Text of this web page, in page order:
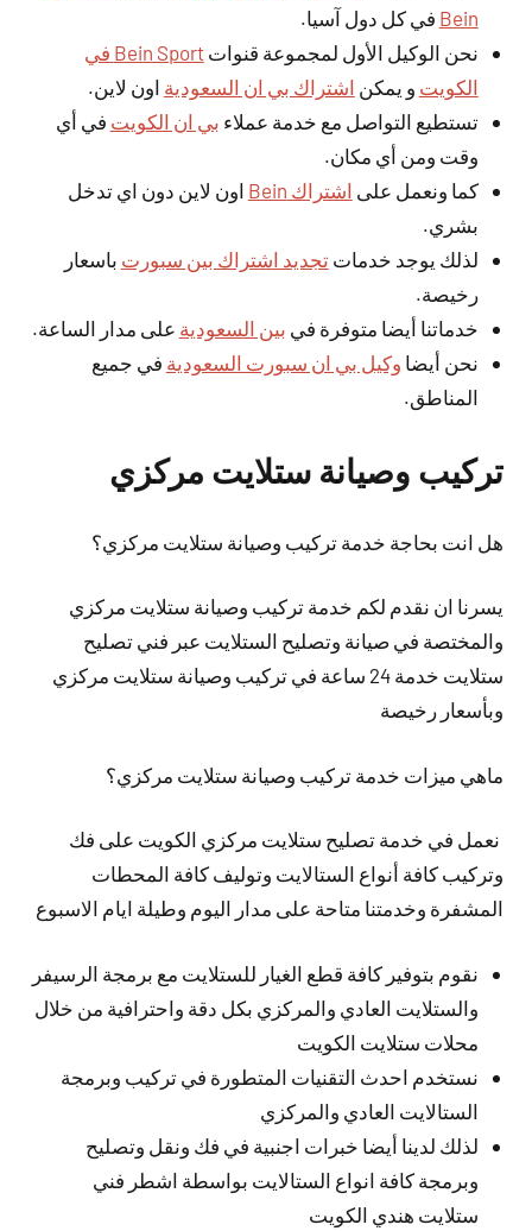
Bein في كل دول آسيا.
نحن الوكيل الأول لمجموعة قنوات
Bein Sport في
الكويت و يمكن اشتراك بي ان السعودية اون لاين.
تستطيع التواصل مع خدمة عملاء بي ان الكويت في أي
وقت ومن أي مكان.
كما ونعمل على اشتراك Bein
اون لاين دون اي تدخل
بشري.
لذلك يوجد خدماتتجديد اشتراك بين سبورت باسعار
رخيصة.
خدماتنا أيضا متوفرة في بين السعودية على مدار الساعة.
نحن أيضا وكيل بي ان سبورت السعودية في جميع
المناطق.
تركيب وصيانة ستلايت مركزي
هل انت بحاجة خدمة تركيب وصيانة ستلايت مركزي؟
يسرنا ان نقدم لكم خدمة تركيب وصيانة ستلايت مركزي
والمختصة في صيانة وتصليح الستلايت عبر فني تصليح
ستلايت خدمة 24 ساعة في تركيب وصيانة ستلايت مركزي
وبأسعار رخيصة
ماهي ميزات خدمة تركيب وصيانة ستلايت مركزي؟
نعمل في خدمة تصليح ستلايت مركزي الكويت على فك
وتركيب كافة أنواع الستالايت وتوليف كافة المحطات
المشفرة وخدمتنا متاحة على مدار اليوم وطيلة ايام الاسبوع
نقوم بتوفير كافة قطع الغيار للستلايت مع برمجة الرسيفر
والستلايت العادي والمركزي بكل دقة واحترافية من خلال
محلات ستلايت الكويت
نستخدم احدث التقنيات المتطورة في تركيب وبرمجة
الستالايت العادي والمركزي
لذلك لدينا أيضا خبرات اجنبية في فك ونقل وتصليح
وبرمجة كافة انواع الستالايت بواسطة اشطر فني
ستلايت هندي الكويت